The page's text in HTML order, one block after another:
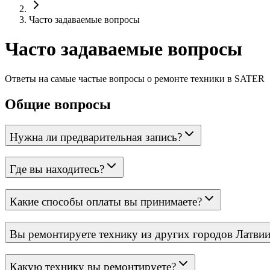
Часто задаваемые вопросы
Часто задаваемые вопросы
Ответы на самые частые вопросы о ремонте техники в SATER
Общие вопросы
Нужна ли предварительная запись?
Где вы находитесь?
Какие способы оплаты вы принимаете?
Вы ремонтируете технику из других городов
Какую технику вы ремонтируете?